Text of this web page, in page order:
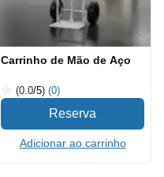
Carrinho de Mão de Aço
(0.0/5) (0)
Adicionar ao carrinho